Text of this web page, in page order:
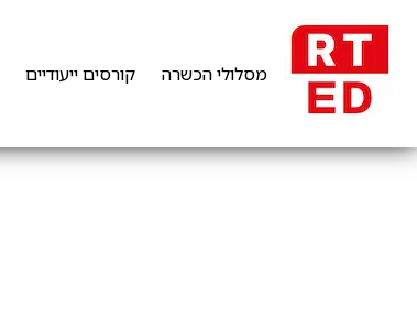
קורסים ייעודיים מסלולי הכשרה